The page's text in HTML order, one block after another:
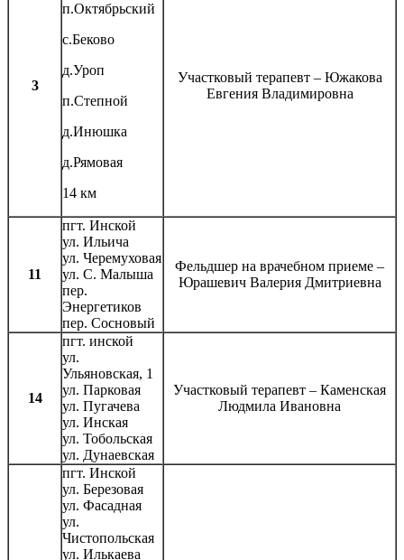
3
п.Октябрьский
с.Беково
д.Уроп
п.Степной
д.Инюшка
д.Рямовая
14 км
Участковый терапевт – Южакова
Евгения Владимировна
11
пгт. Инской
ул. Ильича
ул. Черемуховая
ул. С. Малыша
пер.
Энергетиков
пер. Сосновый
Фельдшер на врачебном приеме –
Юрашевич Валерия Дмитриевна
14
пгт. инской
ул.
Ульяновская, 1
ул. Парковая
ул. Пугачева
ул. Инская
ул. Тобольская
ул. Дунаевская
Участковый терапевт – Каменская
Людмила Ивановна
пгт. Инской
ул. Березовая
ул. Фасадная
ул.
Чистопольская
ул. Илькаева